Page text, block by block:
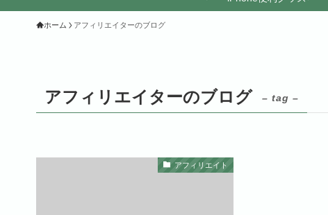
ホーム アフィリエイターのブログ
アフィリエイターのブログ – tag –
アフィリエイト